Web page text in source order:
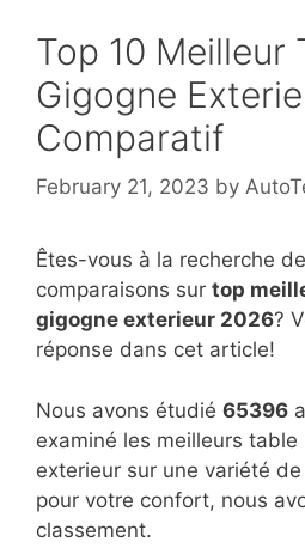
Top 10 Meilleur
Gigogne
Comparatif
February 21, 2023 by
Êtes-vous à la recherche
comparaisons sur top
gigogne exterieur 2026?
réponse dans cet article!
Nous avons étudié 65396
examiné les meilleurs table
exterieur sur une variété
pour votre confort, nous
classement.